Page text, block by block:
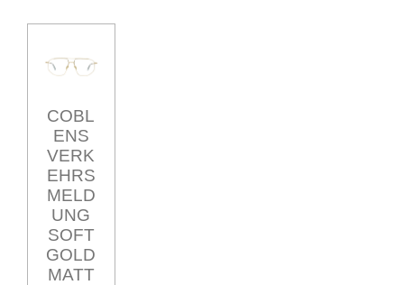
COBL
ENS
VERK
EHRS
MELD
UNG
SOFT
GOLD
MATT